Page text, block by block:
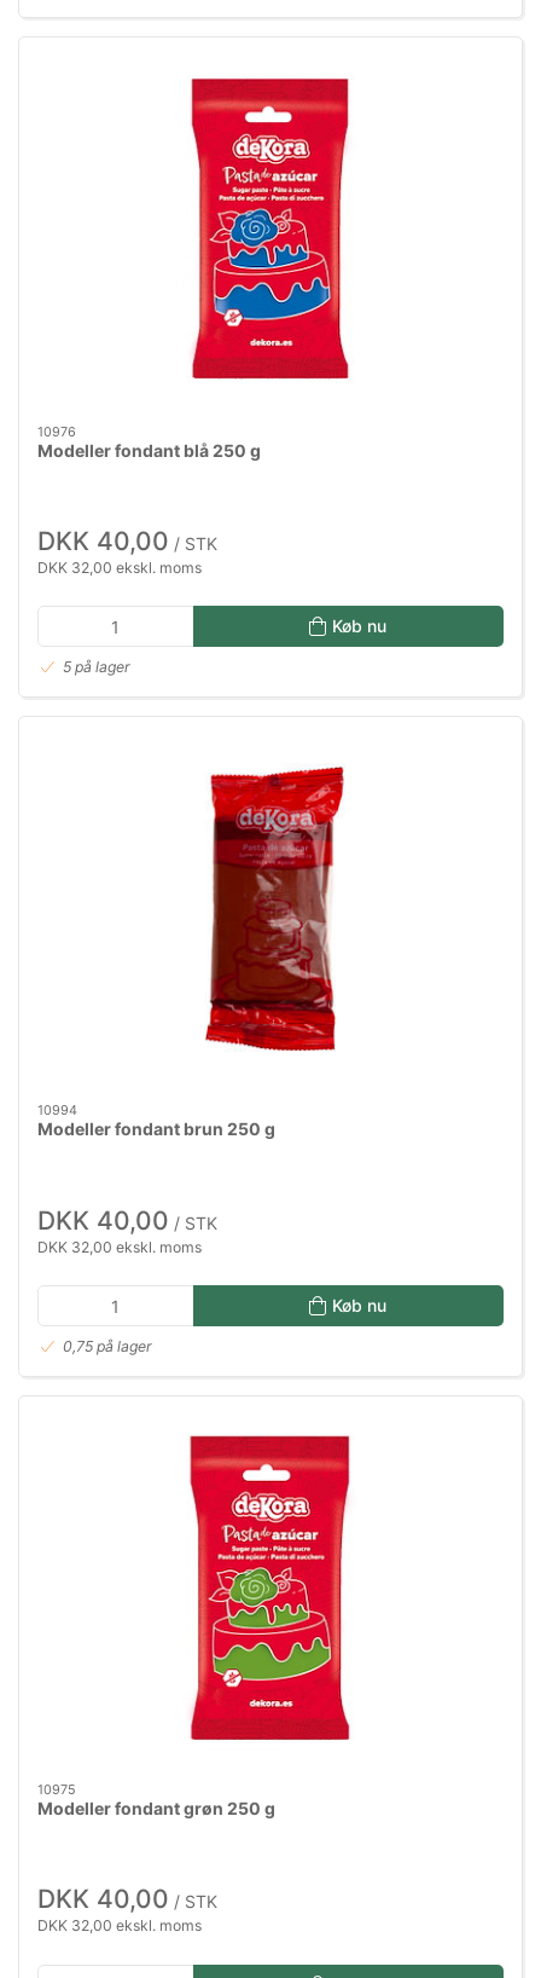
10976
Modeller fondant blå 250 g
DKK 40,00 / STK
DKK 32,00 ekskl. moms
Køb nu
5 på lager
10994
Modeller fondant brun 250 g
DKK 40,00 / STK
DKK 32,00 ekskl. moms
Køb nu
0,75 på lager
10975
Modeller fondant grøn 250 g
DKK 40,00 / STK
DKK 32,00 ekskl. moms